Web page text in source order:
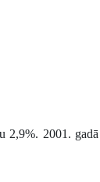
2,9%. 2001.